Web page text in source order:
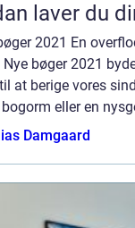
laver du
2021 En
bøger 2021
at berige vores
eller en
Damgaard